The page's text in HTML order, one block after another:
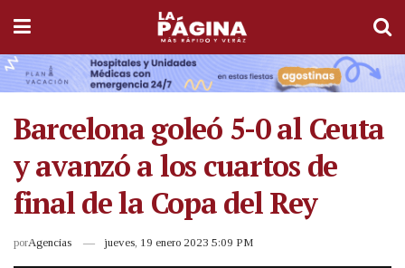
Barcelona goleó 5-0 al Ceuta
y avanzó a los cuartos de
final de la Copa del Rey
porAgencias jueves, 19 enero 2023 5:09 PM